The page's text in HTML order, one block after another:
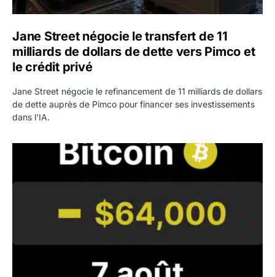
Jane Street négocie le transfert de 11
milliards de dollars de dette vers Pimco et
le crédit privé
Jane Street négocie le refinancement de 11 milliards de dollars
de dette auprès de Pimco pour financer ses investissements
dans l'IA.
Bitcoin stagne à 64 000 dollars pendant que les